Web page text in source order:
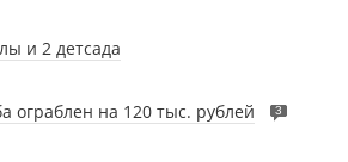
и 2 детсада
ограблен на 120 тыс. рублей 3